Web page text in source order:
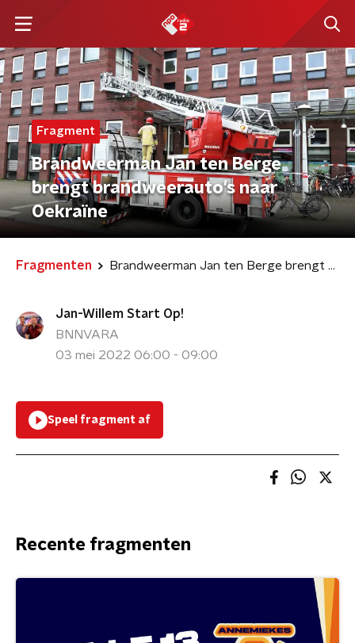
Fragment
Brandweerman Jan ten Berge
brengt brandweerauto's naar
Oekraïne
Fragmenten Brandweerman Jan ten Berge brengt brandweerauto's naar Oekraïne
Jan-Willem Start Op!
BNNVARA
03 mei 2022 06:00 - 09:00
Speel fragment af
Recente fragmenten